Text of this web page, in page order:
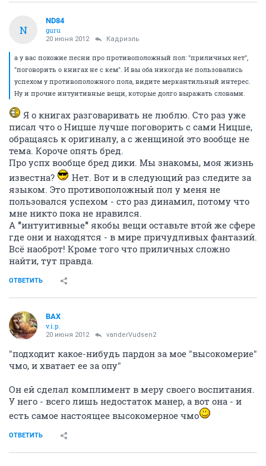
N
ND84
guru
20 июня 2012 Кадриэль
а у вас похожие песни про противоположный пол: "приличных нет",
"поговорить о книгах не с кем". И вы оба никогда не пользовались
успехом у противоположного пола, видите меркантильный интерес.
Ну и прочие интуитивные вещи, которые долго выражать словами.
Я о книгах разговаривать не люблю. Сто раз уже
писал что о Ницше лучше поговорить с сами Ницше,
обращаясь к оригиналу, а с женщиной это вообще не
тема. Короче опять бред.
Про успх вообще бред дики. Мы знакомы, моя жизнь
известна?
Нет. Вот и в следующий раз следите за
языком. Это противоположный пол у меня не
пользовался успехом - сто раз динамил, потому что
мне никто пока не нравился.
А "интуитивные" якобы вещи оставьте втой же сфере
где они и находятся - в мире причудливых фантазий.
Всё наоброт! Кроме того что приличных сложно
найти, тут правда.
ОТВЕТИТЬ
ВАХ
v.i.p.
20 июня 2012 vanderVudsen2
"подходит какое-нибудь пардон за мое "высокомерие"
чмо, и хватает ее за опу"
Он ей сделал комплимент в меру своего воспитания.
У него - всего лишь недостаток манер, а вот она - и
есть самое настоящее высокомерное чмо
ОТВЕТИТЬ